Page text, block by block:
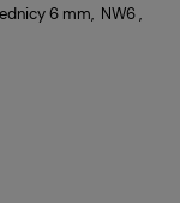
6 mm, NW6 ,